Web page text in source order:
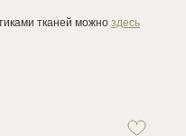
тканей можно здесь